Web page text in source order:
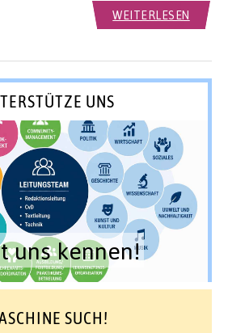
WEITERLESEN
UNS
uns kennen!
SUCH!